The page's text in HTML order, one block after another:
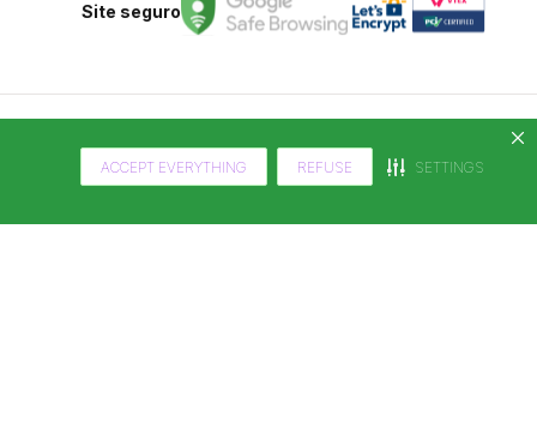
ACCEPT EVERYTHING REFUSE SETTINGS
Site seguro